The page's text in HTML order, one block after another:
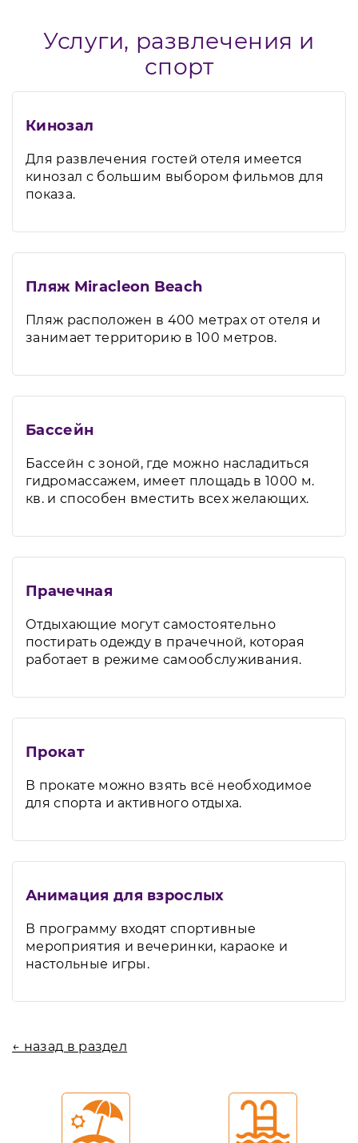
Услуги, развлечения и
спорт
Кинозал
Для развлечения гостей отеля имеется
кинозал с большим выбором фильмов для
показа.
Пляж Miracleon Beach
Пляж расположен в 400 метрах от отеля и
занимает территорию в 100 метров.
Бассейн
Бассейн с зоной, где можно насладиться
гидромассажем, имеет площадь в 1000 м.
кв. и способен вместить всех желающих.
Прачечная
Отдыхающие могут самостоятельно
постирать одежду в прачечной, которая
работает в режиме самообслуживания.
Прокат
В прокате можно взять всё необходимое
для спорта и активного отдыха.
Анимация для взрослых
В программу входят спортивные
мероприятия и вечеринки, караоке и
настольные игры.
← назад в раздел